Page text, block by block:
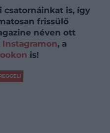
csatornáinkat is, így
frissülő
néven ott
Instagramon, a
is!